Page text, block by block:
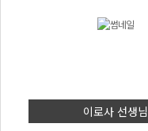
이로사 선생님